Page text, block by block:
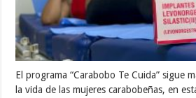
El programa “Carabobo Te Cuida” sigue
la vida de las mujeres carabobeñas, en